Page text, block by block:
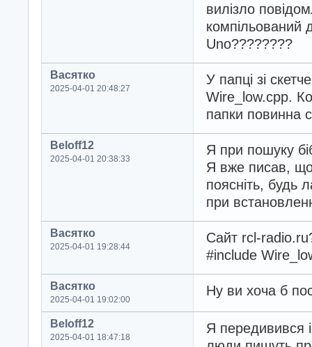
вилізло
компільований
Uno????????
Васятко
2025-04-01 20:48:27
У папці зі
Wire_low.cpp.
папки повинна
Beloff12
2025-04-01 20:38:33
Я при пошуку
Я вже писав,
поясніть, будь
при
Васятко
2025-04-01 19:28:44
Сайт rcl-
#include
Васятко
2025-04-01 19:02:00
Ну ви хоча б
Beloff12
2025-04-01 18:47:18
Я передивився